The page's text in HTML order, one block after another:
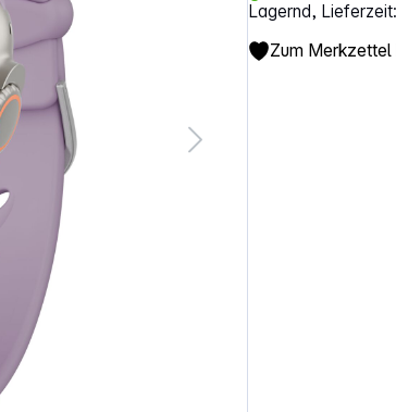
Lagernd,
Zum Merkzettel